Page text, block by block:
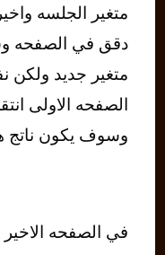
متغير الجلسه
دقق في الصفحه
متغير جديد ولكن
الصفحه الاولى
وسوف يكون ناتج
في الصفحه